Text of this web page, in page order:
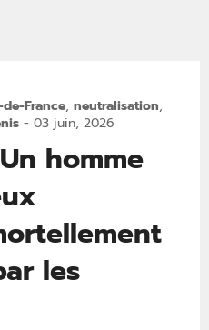
France, neutralisation,
- 03 juin, 2026
homme
les